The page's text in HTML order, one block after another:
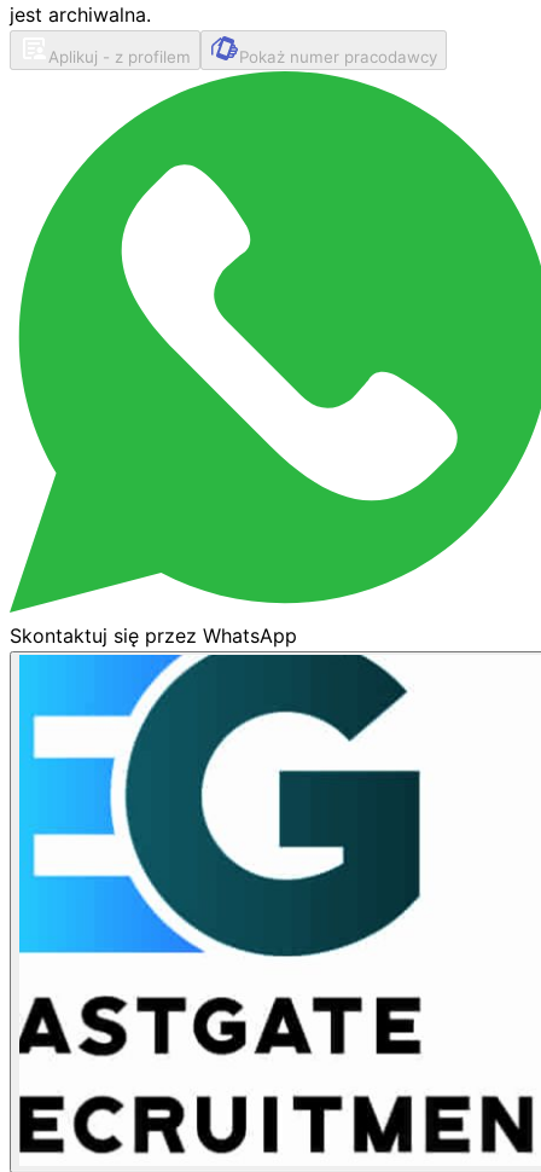
jest archiwalna.
Aplikuj - z profilem Pokaż numer pracodawcy
Skontaktuj się przez WhatsApp